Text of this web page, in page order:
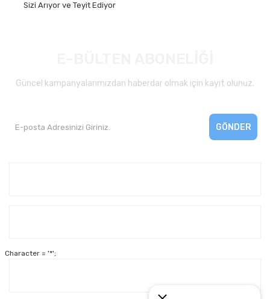
Sizi Arıyor ve Teyit Ediyor
Güncel kampanyalarımızdan haberdar olmak için kayıt olunuz.
GÖNDER
Character = '*';